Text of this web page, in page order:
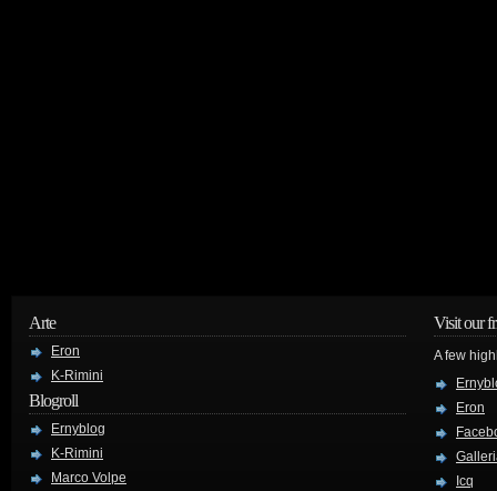
Arte
Eron
K-Rimini
Blogroll
Ernyblog
K-Rimini
Marco Volpe
Visit our
A few
Eron
Icq